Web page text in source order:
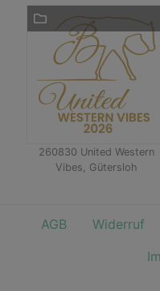
260830 United Western
Vibes, Gütersloh
AGB Widerruf